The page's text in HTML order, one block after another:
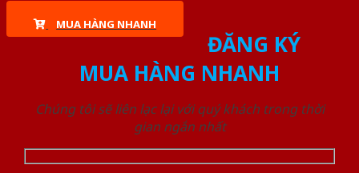
MUA HÀNG NHANH
ĐĂNG KÝ
MUA HÀNG NHANH
Chúng tôi sẽ liên lạc lại với quý khách trong thời
gian ngắn nhất